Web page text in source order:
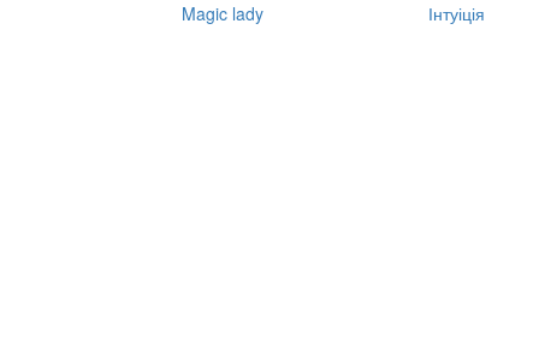
Magic lady Інтуіція